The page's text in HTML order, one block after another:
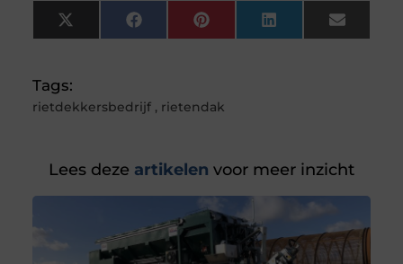
X
(Twitter)
FacebookPinterestLinkedInEmail
Tags:
rietdekkersbedrijf, rietendak
Lees deze artikelen voor meer inzicht